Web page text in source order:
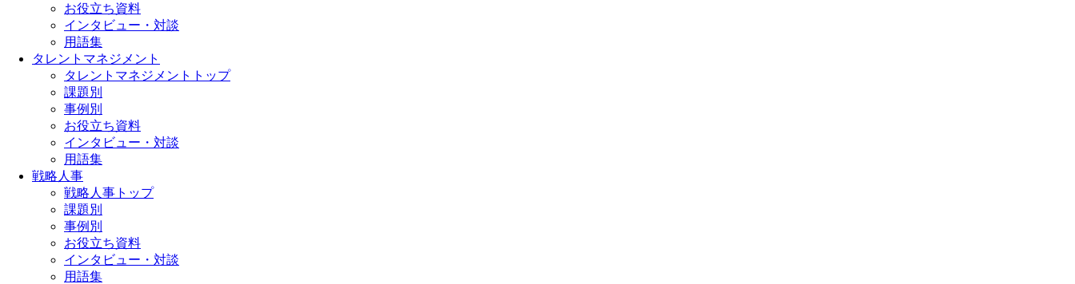
お役立ち資料
インタビュー・対談
用語集
タレントマネジメント
タレントマネジメントトップ
課題別
事例別
お役立ち資料
インタビュー・対談
用語集
戦略人事
戦略人事トップ
課題別
事例別
お役立ち資料
インタビュー・対談
用語集